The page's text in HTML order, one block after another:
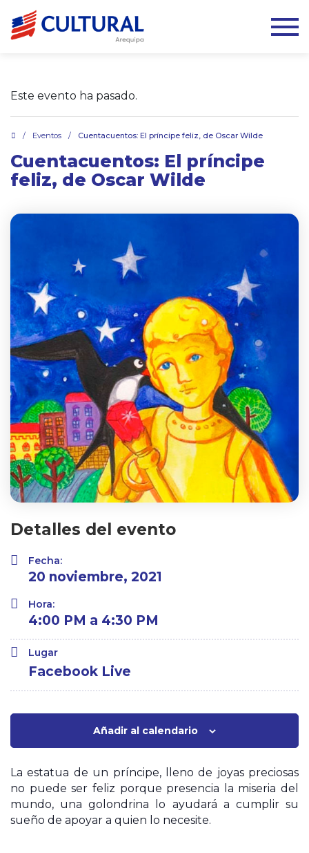
Este evento ha pasado.
/ Eventos / Cuentacuentos: El príncipe feliz, de Oscar Wilde
Cuentacuentos: El príncipe
feliz, de Oscar Wilde
Detalles del evento
Fecha:
20 noviembre, 2021
Hora:
4:00 PM a 4:30 PM
Lugar
Facebook Live
Añadir al calendario
La estatua de un príncipe, lleno de joyas preciosas
no puede ser feliz porque presencia la miseria del
mundo, unagolondrina lo ayudará a cumplir su
sueño de apoyar a quien lo necesite.